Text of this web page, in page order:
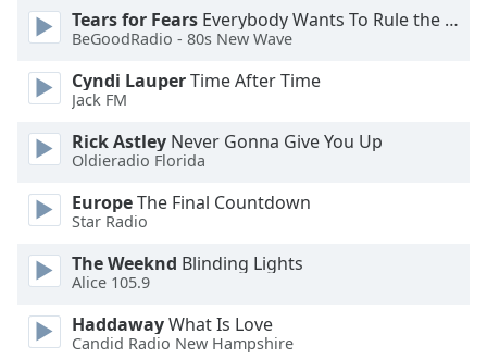
Font
Size
Text
Style
Done
Close
Tears for Fears Everybody Wants To Rule the World
BeGoodRadio - 80s New Wave
Cyndi LauperTime After Time
Jack FM
Rick Astley Never Gonna Give You Up
Oldieradio Florida
EuropeThe Final Countdown
Star Radio
The Weeknd Blinding Lights
Alice 105.9
HaddawayWhat Is Love
Candid Radio New Hampshire